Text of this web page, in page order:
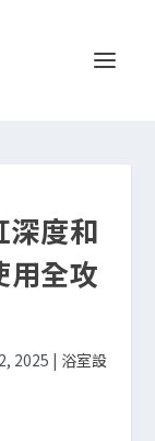
深度和
用全攻
2025 | 浴室設